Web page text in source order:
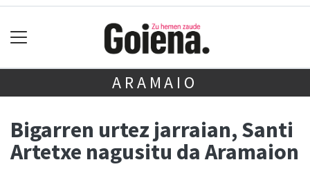
ARAMAIO
Bigarren urtez jarraian, Santi
Artetxe nagusitu da Aramaion